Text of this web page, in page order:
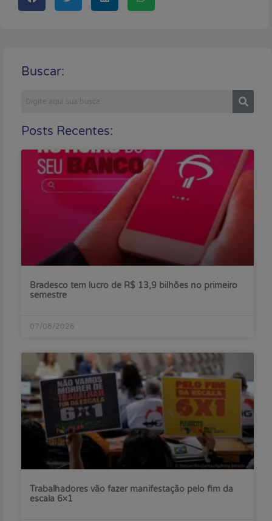
Buscar:
Posts Recentes:
Bradesco tem lucro de R$ 13,9 bilhões no primeiro
semestre
07/08/2026
Trabalhadores vão fazer manifestação pelo fim da
escala 6×1